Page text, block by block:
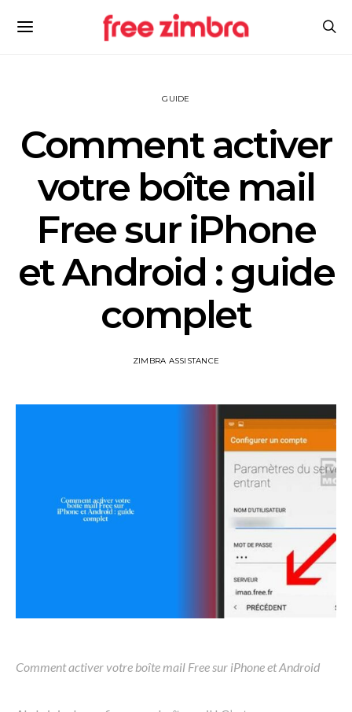
GUIDE
Comment activer
votre boîte mail
Free sur iPhone
et Android : guide
complet
ZIMBRA ASSISTANCE
Comment activer votre boîte mail Free sur iPhone et Android